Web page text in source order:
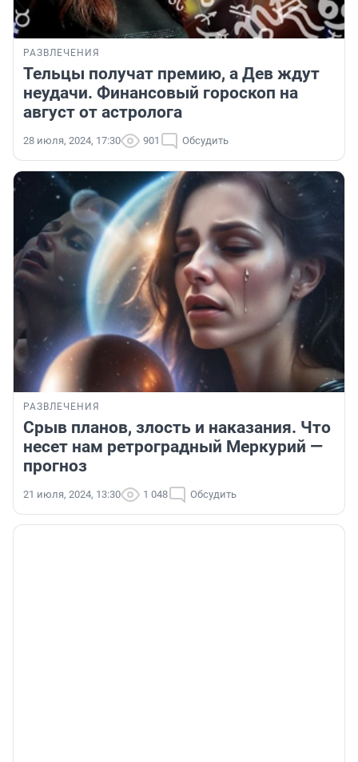
РАЗВЛЕЧЕНИЯ
Тельцы получат премию, а Дев ждут
неудачи. Финансовый гороскоп на
август от астролога
28 июля, 2024, 17:30 901 Обсудить
РАЗВЛЕЧЕНИЯ
Срыв планов, злость и наказания. Что
несет нам ретроградный Меркурий —
прогноз
21 июля, 2024, 13:30 1 048 Обсудить